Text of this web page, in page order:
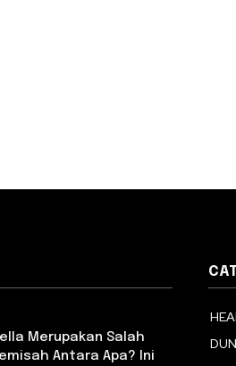
Merupakan Salah
Antara Apa? Ini